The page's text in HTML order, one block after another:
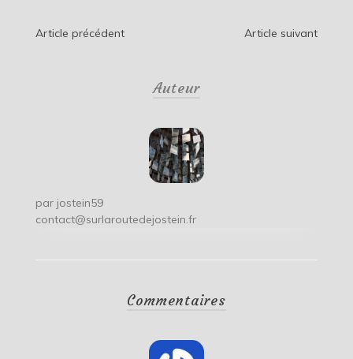
Navigation
Article précédent Article suivant
Auteur
par jostein59
contact@surlaroutedejostein.fr
Commentaires